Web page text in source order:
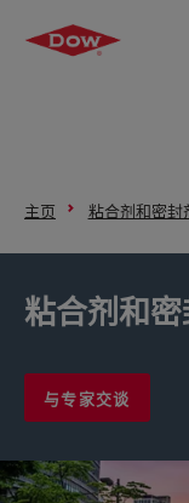
主页 粘合剂和密封
粘合剂和
与专家交谈